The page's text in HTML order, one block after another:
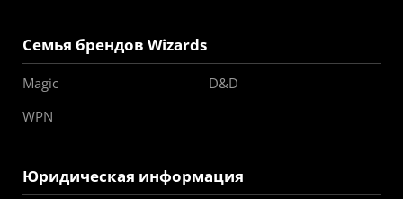
Семья брендов Wizards
Magic
D&D
WPN
Юридическая информация